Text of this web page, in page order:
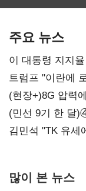
주요 뉴스
이 대통령 지지
'하락'
트럼프 "이란에
압박 시사
(현장+)8G 압력
화려한 에어쇼
(민선 9기 한 달
리더십' 시험대
김민석 "TK 유
많이 본 뉴스